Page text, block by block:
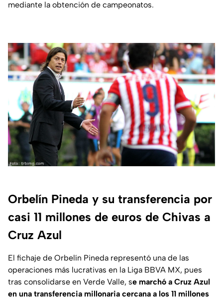
mediante la obtención de campeonatos.
Orbelín Pineda y su transferencia por
casi 11 millones de euros de Chivas a
Cruz Azul
El fichaje de Orbelín Pineda representó una de las
operaciones más lucrativas en la Liga BBVA MX, pues
tras consolidarse en Verde Valle, se marchó a Cruz Azul
en una transferencia millonaria cercana a los 11 millones